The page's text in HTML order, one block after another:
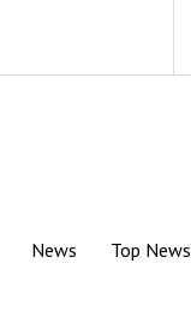
News Top News